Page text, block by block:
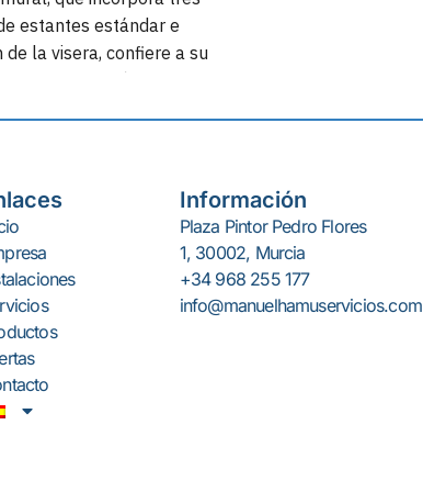
estantes estándar e
de la visera, confiere a su
una visibilidad única que
Información
Plaza Pintor Pedro Flores
1, 30002, Murcia
+34 968 255 177
info@manuelhamuservicios.com